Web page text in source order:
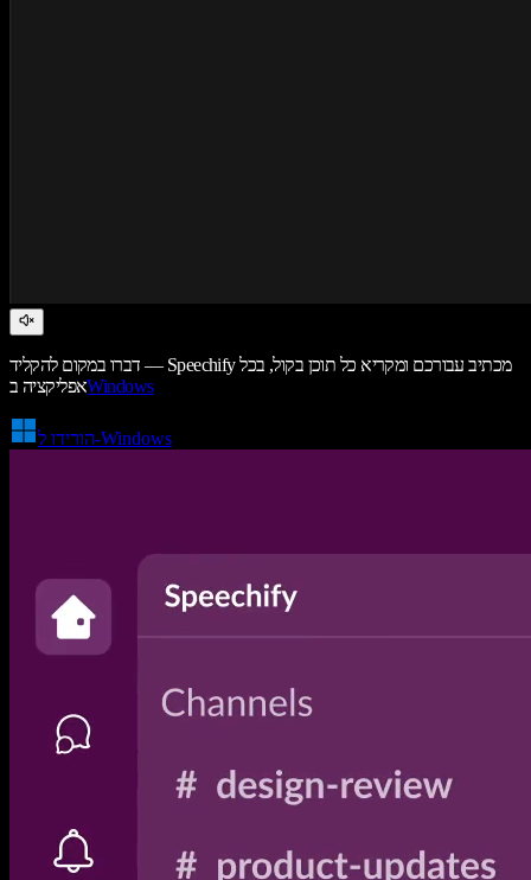
דברו במקום להקליד — Speechify מכתיב עבורכם ומקריא כל תוכן בקול, בכל
אפליקציה בWindows
הורידו ל-Windows